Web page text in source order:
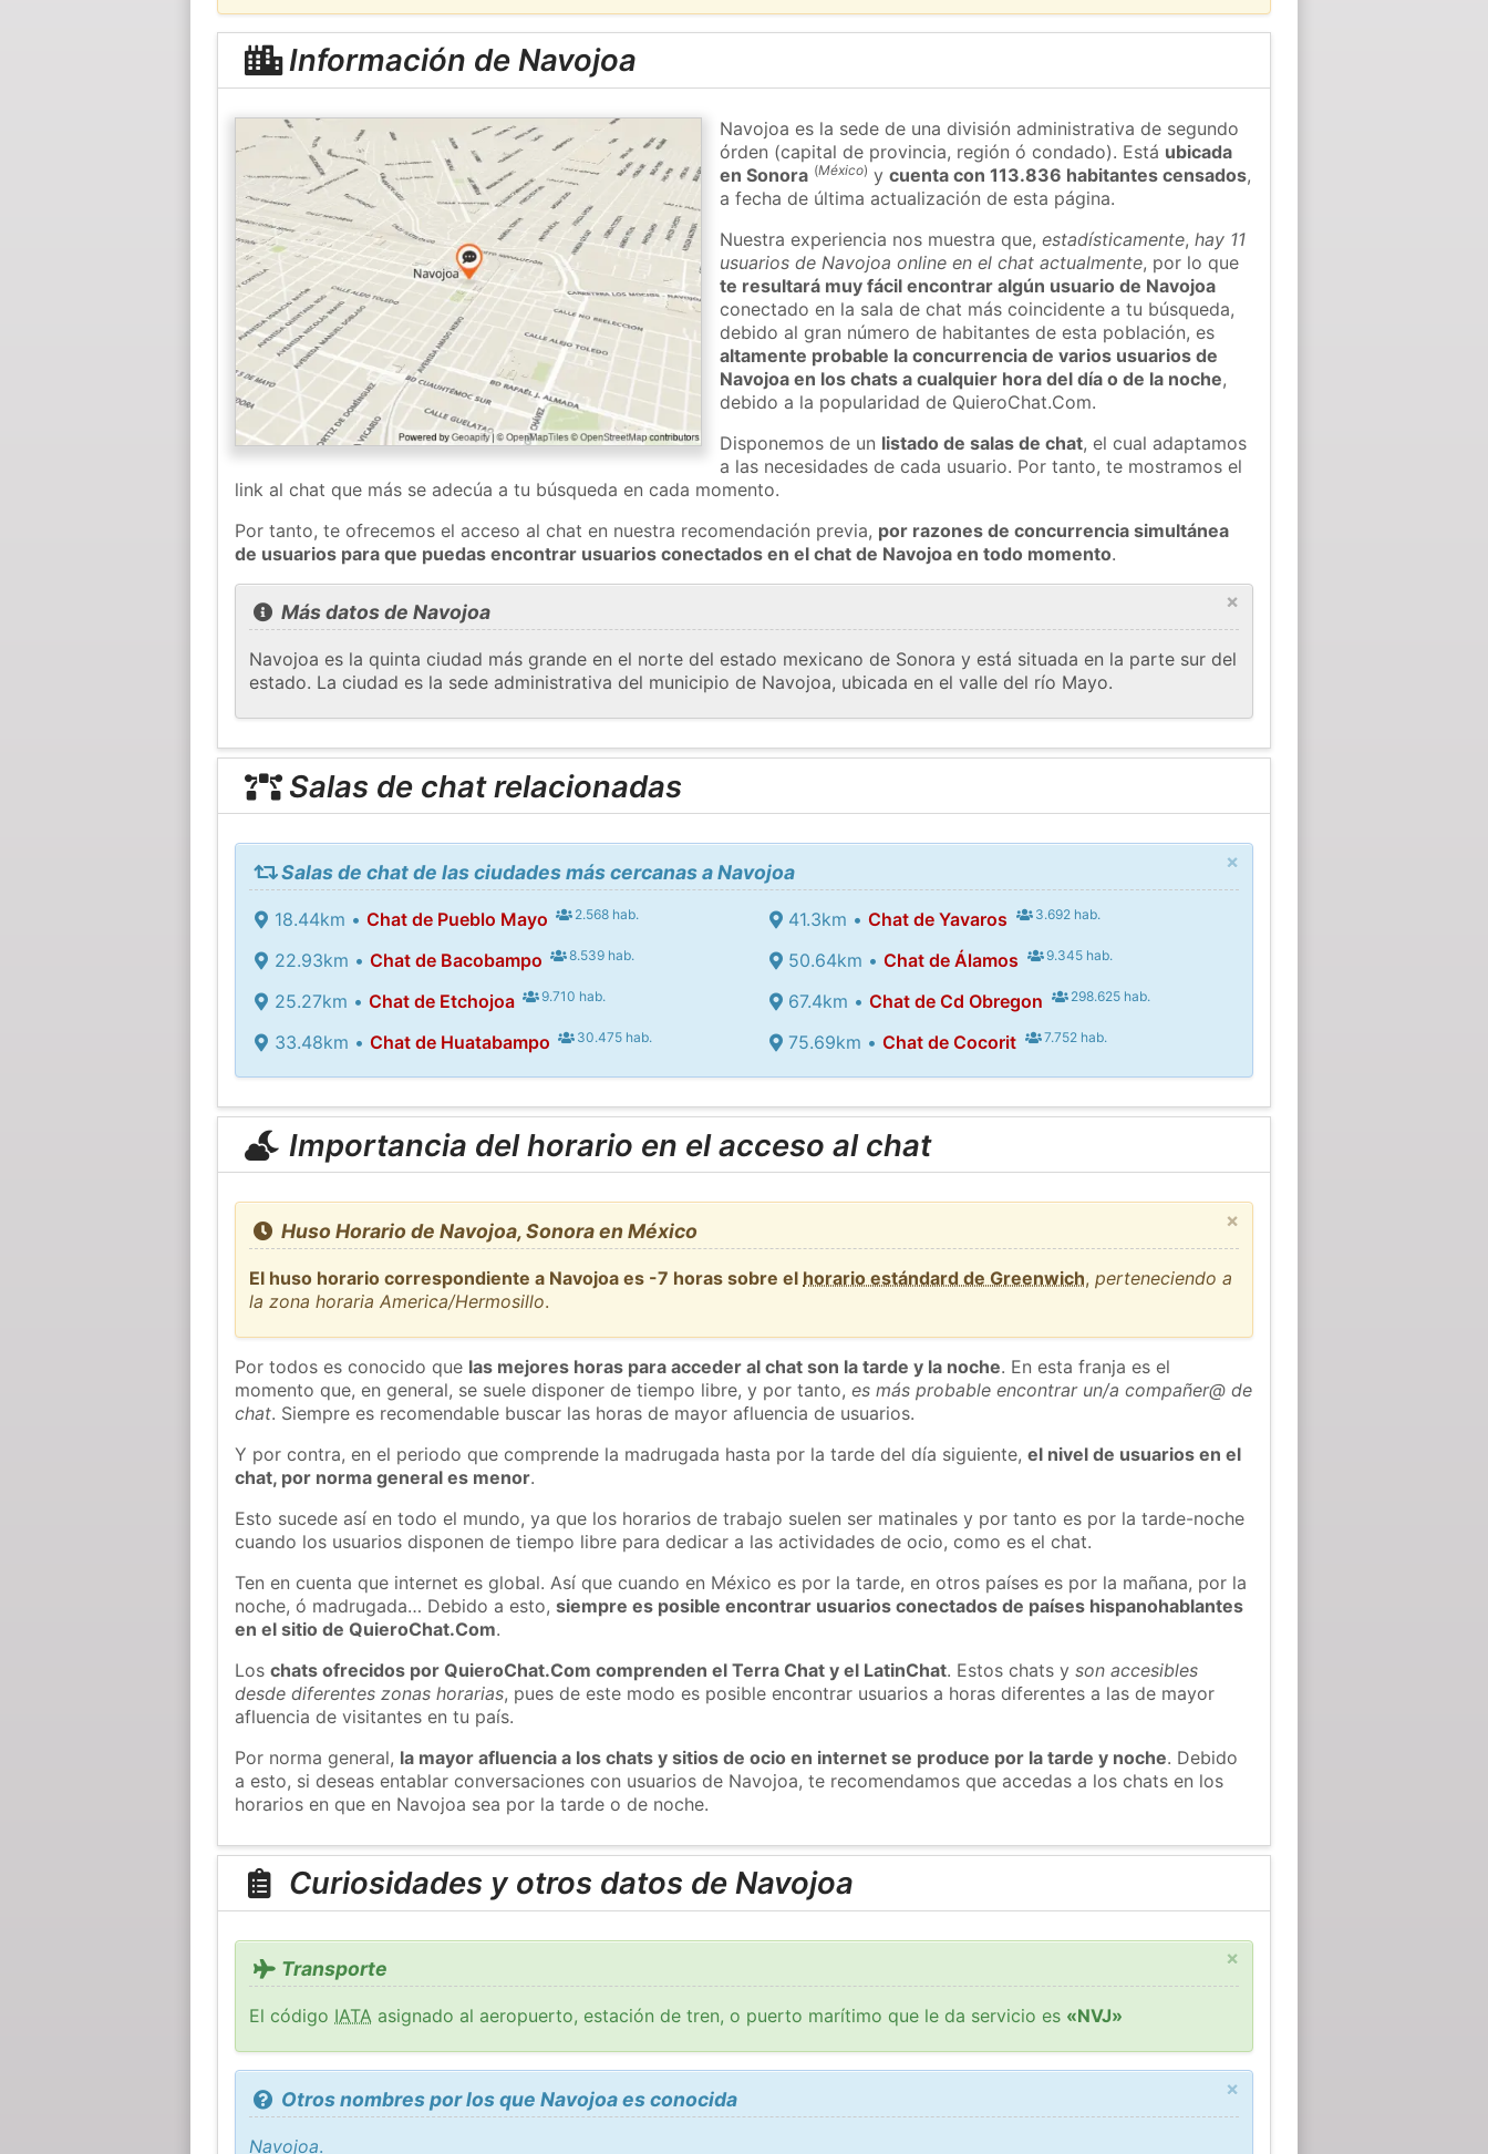
Información de Navojoa
Navojoa es la sede de una división administrativa de segundo
órden (capital de provincia, región ó condado). Está ubicada
en Sonora (México) ycuenta con 113.836 habitantes censados,
a fecha de última actualización de esta página.
Nuestra experiencia nos muestra que,estadísticamente,hay 11
usuarios de Navojoa online en el chat actualmente, por lo que
te resultará muy fácil encontrar algún usuario de Navojoa
conectado en la sala de chat más coincidente a tu búsqueda,
debido al gran número de habitantes de esta población, es
altamente probable la concurrencia de varios usuarios de
Navojoa en los chats a cualquier hora del día o de la noche,
debido a la popularidad de QuieroChat.Com.
Disponemos de un listado de salas de chat, el cual adaptamos
a las necesidades de cada usuario. Por tanto, te mostramos el
link al chat que más se adecúa a tu búsqueda en cada momento.
Por tanto, te ofrecemos el acceso al chat en nuestra recomendación previa, por razones de concurrencia simultánea
de usuarios para que puedas encontrar usuarios conectados en el chat de Navojoa en todo momento.
×
Más datos de Navojoa
Navojoa es la quinta ciudad más grande en el norte del estado mexicano de Sonora y está situada en la parte sur del
estado. La ciudad es la sede administrativa del municipio de Navojoa, ubicada en el valle del río Mayo.
Salas de chat relacionadas
×
Salas de chat de las ciudades más cercanas a Navojoa
18.44km • Chat de Pueblo Mayo 2.568 hab.
22.93km • Chat de Bacobampo 8.539 hab.
25.27km • Chat de Etchojoa 9.710 hab.
33.48km • Chat de Huatabampo 30.475 hab.
41.3km •Chat de Yavaros 3.692 hab.
50.64km •Chat de Álamos 9.345 hab.
67.4km •Chat de Cd Obregon 298.625 hab.
75.69km •Chat de Cocorit 7.752 hab.
Importancia del horario en el acceso al chat
×
Huso Horario de Navojoa, Sonora en México
El huso horario correspondiente a Navojoa es -7 horas sobre el horario estándard de Greenwich,perteneciendo a
la zona horaria America/Hermosillo.
Por todos es conocido que las mejores horas para acceder al chat son la tarde y la noche. En esta franja es el
momento que, en general, se suele disponer de tiempo libre, y por tanto,es más probable encontrar un/a compañer@ de
chat. Siempre es recomendable buscar las horas de mayor afluencia de usuarios.
Y por contra, en el periodo que comprende la madrugada hasta por la tarde del día siguiente,el nivel de usuarios en el
chat, por norma general es menor.
Esto sucede así en todo el mundo, ya que los horarios de trabajo suelen ser matinales y por tanto es por la tarde-noche
cuando los usuarios disponen de tiempo libre para dedicar a las actividades de ocio, como es el chat.
Ten en cuenta que internet es global. Así que cuando en México es por la tarde, en otros países es por la mañana, por la
noche, ó madrugada… Debido a esto,siempre es posible encontrar usuarios conectados de países hispanohablantes
en el sitio de QuieroChat.Com.
Loschats ofrecidos por QuieroChat.Com comprenden el Terra Chat y el LatinChat. Estos chats yson accesibles
desde diferentes zonas horarias, pues de este modo es posible encontrar usuarios a horas diferentes a las de mayor
afluencia de visitantes en tu país.
Por norma general, la mayor afluencia a los chats y sitios de ocio en internet se produce por la tarde y noche. Debido
a esto, si deseas entablar conversaciones con usuarios de Navojoa, te recomendamos que accedas a los chats en los
horarios en que en Navojoa sea por la tarde o de noche.
Curiosidades y otros datos de Navojoa
×
Transporte
El código IATA asignado al aeropuerto, estación de tren, o puerto marítimo que le da servicio es «NVJ»
×
Otros nombres por los que Navojoa es conocida
Navojoa.